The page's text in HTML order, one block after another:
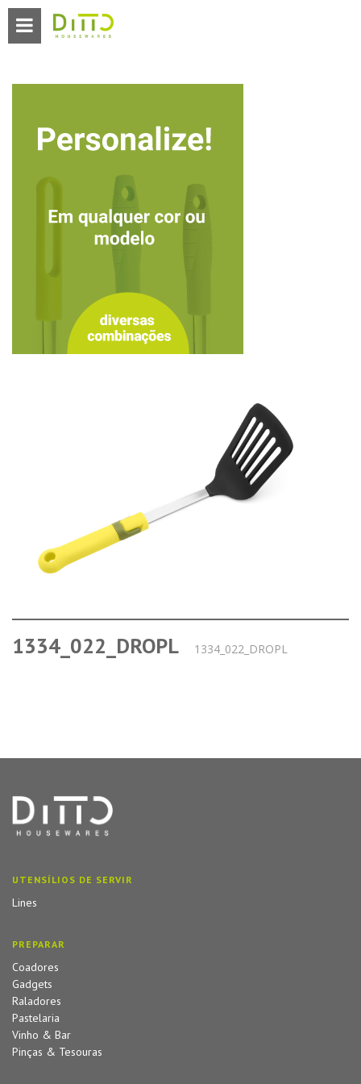
1334_022_DROPL 1334_022_DROPL
UTENSÍLIOS DE SERVIR
Lines
PREPARAR
Coadores
Gadgets
Raladores
Pastelaria
Vinho & Bar
Pinças & Tesouras